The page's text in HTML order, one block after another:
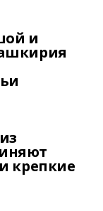
и
крепкие